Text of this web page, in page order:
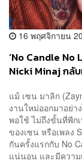
16 พฤศจิกายน
‘No Candle No
Nicki Minaj กลั
แม้ เซน มาลิก
งานใหม่ออกมาอย่
พอใช้ ไม่ถึงขั้นที่พีก
ของเซน หรือเพลง
กันครั้งแรกกับ No
แน่นอน และมีความ